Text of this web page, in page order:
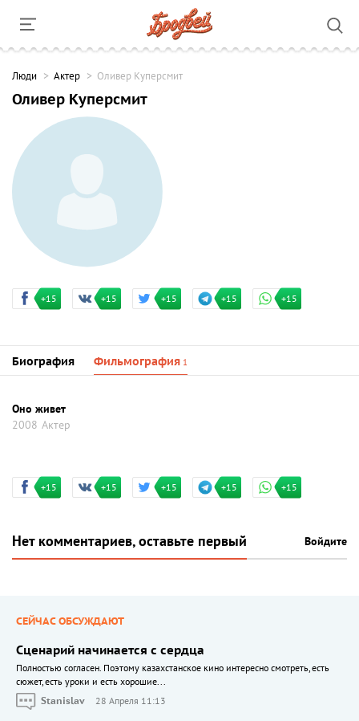
Люди Актер Оливер Куперсмит
Оливер Куперсмит
+15 +15 +15 +15 +15
Биография Фильмография 1
Оно живет
2008 Актер
+15 +15 +15 +15 +15
Нет комментариев, оставьте первый Войдите
СЕЙЧАС ОБСУЖДАЮТ
Сценарий начинается с сердца
Полностью согласен. Поэтому казахстанское кино интересно смотреть, есть
сюжет, есть уроки и есть хорошие...
Stanislav
28 Апреля 11:13